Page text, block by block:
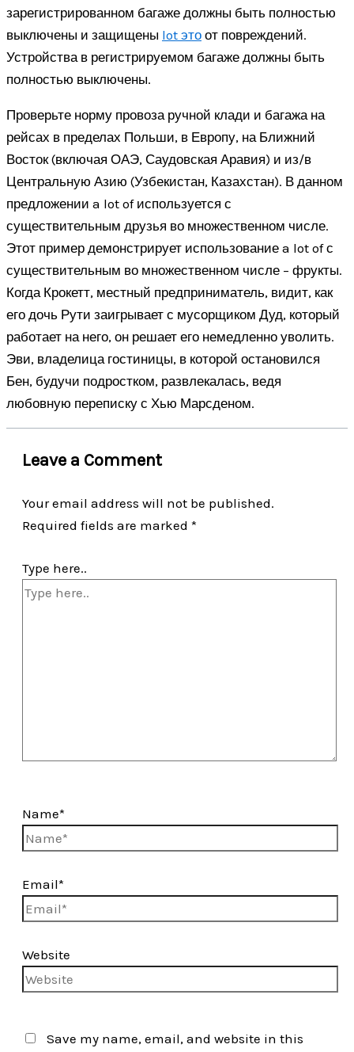
зарегистрированном багаже ​​должны быть полностью
выключены и защищены lot это от повреждений.
Устройства в регистрируемом багаже должны быть
полностью выключены.
Проверьте норму провоза ручной клади и багажа на
рейсах в пределах Польши, в Европу, на Ближний
Восток (включая ОАЭ, Саудовская Аравия) и из/в
Центральную Азию (Узбекистан, Казахстан). В данном
предложении a lot of используется с
существительным друзья во множественном числе.
Этот пример демонстрирует использование a lot of с
существительным во множественном числе – фрукты.
Когда Крокетт, местный предприниматель, видит, как
его дочь Рути заигрывает с мусорщиком Дуд, который
работает на него, он решает его немедленно уволить.
Эви, владелица гостиницы, в которой остановился
Бен, будучи подростком, развлекалась, ведя
любовную переписку с Хью Марсденом.
Leave a Comment
Your email address will not be published.
Required fields are marked *
Type here..
Name*
Email*
Website
Save my name, email, and website in this